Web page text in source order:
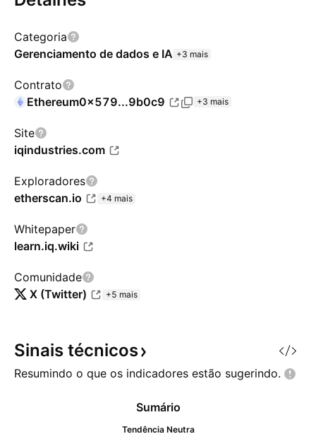
Categoria
Gerenciamento de dados e IA +3 mais
Contrato
Ethereum0x579...9b0c9 +3 mais
Site
iqindustries.com
Exploradores
etherscan.io
+4 mais
Whitepaper
learn.iq.wiki
Comunidade
X (Twitter)
+5 mais
Sinais técnicos
Resumindo o que os indicadores estão sugerindo.
Sumário
Tendência Neutra